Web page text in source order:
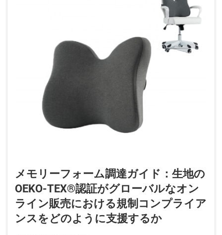
メモリーフォーム調達ガイド：生地の
OEKO-TEX®認証がグローバルなオン
ライン販売における規制コンプライア
ンスをどのように支援するか